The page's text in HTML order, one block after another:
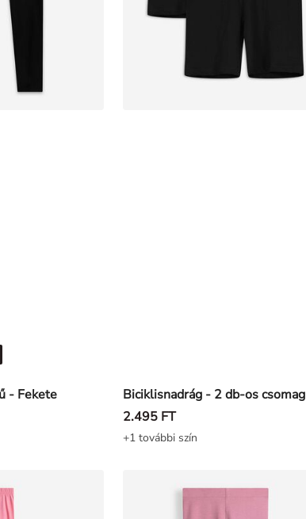
- Fekete
Biciklisnadrág - 2 db-os csomag
2.495 FT
+1 további szín